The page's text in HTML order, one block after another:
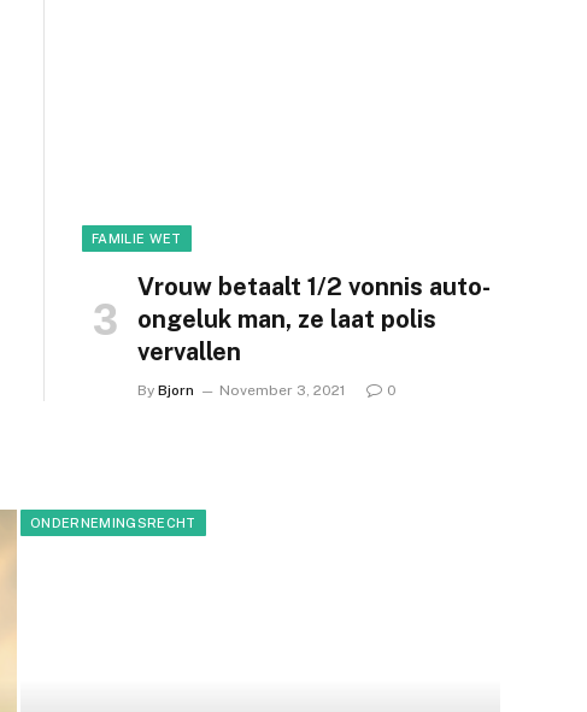
FAMILIE WET
Vrouw betaalt 1/2 vonnis auto-
ongeluk man, ze laat polis
vervallen
By Bjorn November 3, 2021 0
ONDERNEMINGSRECHT